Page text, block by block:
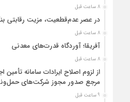
8 ساعت قبل
در عصر عدم‌قطعیت، مزیت رقابتی
8 ساعت قبل
آفریقا؛ آوردگاه قدرت‌های معدنی
8 ساعت قبل
از لزوم اصلاح ایرادات سامانه تأمین
مرجع صدور مجوز شرکت‌های
9 ساعت قبل